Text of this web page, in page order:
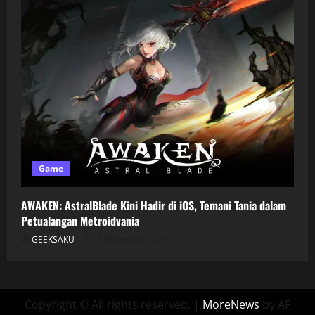
Game
AWAKEN: AstralBlade Kini Hadir di iOS, Temani Tania dalam
Petualangan Metroidvania
GEEKSAKU
Copyright © All rights reserved. | MoreNews by AF